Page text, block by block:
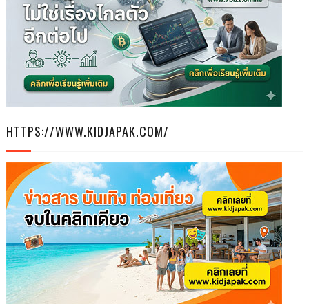
HTTPS://WWW.KIDJAPAK.COM/